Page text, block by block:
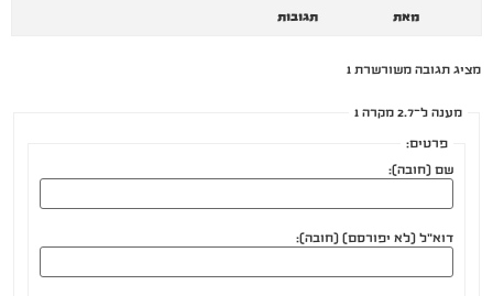
מאת תגובות
מציג תגובה משורשרת 1
מענה ל־2.7 מקרה 1
פרטים:
שם (חובה):
דוא"ל (לא יפורסם) (חובה):